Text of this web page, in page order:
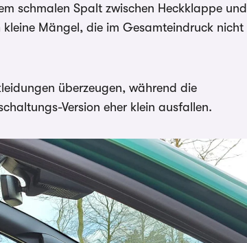
schmalen Spalt zwischen Heckklappe und
Mängel, die im Gesamteindruck nicht
überzeugen, während die
Version eher klein ausfallen.